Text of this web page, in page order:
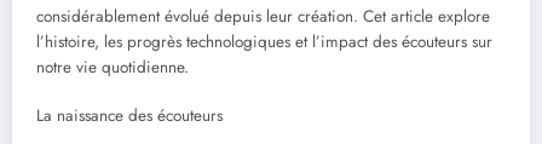
considérablement évolué depuis leur création. Cet article explore
l’histoire, les progrès technologiques et l’impact des écouteurs sur
notre vie quotidienne.
La naissance des écouteurs